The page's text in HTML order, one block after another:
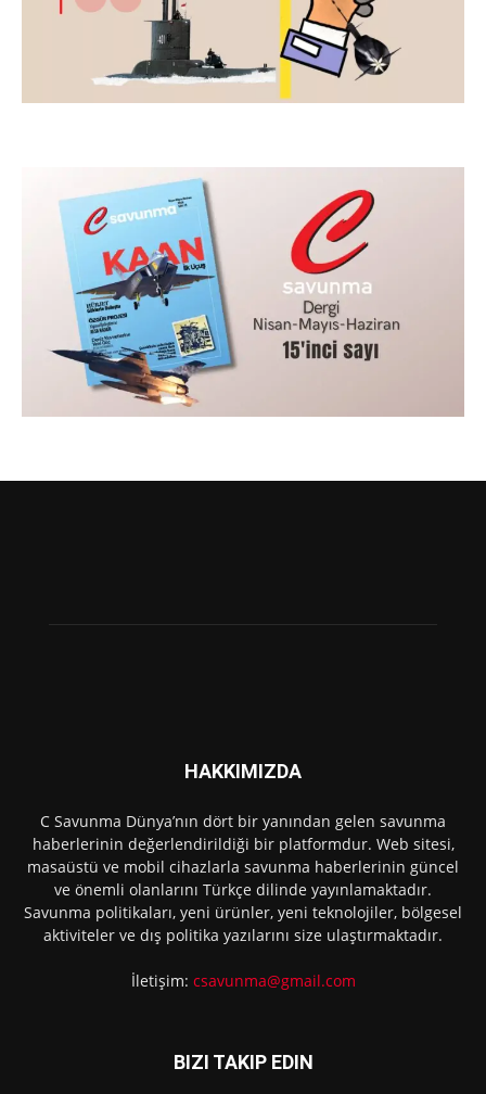
HAKKIMIZDA
C Savunma Dünya’nın dört bir yanından gelen savunma
haberlerinin değerlendirildiği bir platformdur. Web sitesi,
masaüstü ve mobil cihazlarla savunma haberlerinin güncel
ve önemli olanlarını Türkçe dilinde yayınlamaktadır.
Savunma politikaları, yeni ürünler, yeni teknolojiler, bölgesel
aktiviteler ve dış politika yazılarını size ulaştırmaktadır.
İletişim: csavunma@gmail.com
BIZI TAKIP EDIN